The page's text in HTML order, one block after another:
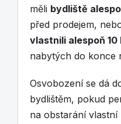
měli bydliště
před prodejem,
vlastnili alespoň 10
nabytých do konce
Osvobození se dá
bydlištěm, pokud
na obstarání